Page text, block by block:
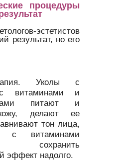
процедуры
эстетистов
результат, но его
Уколы с
с витаминами и
питают и
делают ее
тон лица,
с витаминами
сохранить
эффект надолго.